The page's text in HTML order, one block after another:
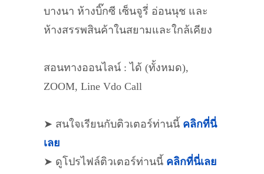
บางนา ห้างบิ๊กซี เซ็นจูรี่ อ่อนนุช และ
ห้างสรรพสินค้าในสยามและใกล้เคียง
สอนทางออนไลน์ : ได้ (ทั้งหมด),
ZOOM, Line Vdo Call
➤ สนใจเรียนกับติวเตอร์ท่านนี้ คลิกที่นี่
เลย
➤ ดูโปรไฟล์ติวเตอร์ท่านนี้ คลิกที่นี่เลย